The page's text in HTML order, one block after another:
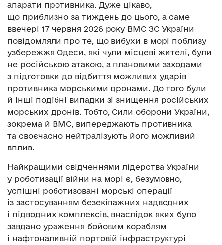
апарати противника. Дуже цікаво,
що приблизно за тиждень до цього, а саме
ввечері 17 червня 2026 року ВМС ЗС України
повідомляли про те, що вибухи в морі поблизу
узбережжя Одеси, які чули місцеві жителі, були
не російською атакою, а плановими заходами
з підготовки до відбиття можливих ударів
противника морськими дронами. До того були
й інші подібні випадки зі знищення російських
морських дронів. Тобто, Сили оборони України,
зокрема й ВМС, випереджають противника
та своєчасно нейтралізують його можливий
вплив.
Найкращими свідченнями лідерства України
у роботизації війни на морі є, безумовно,
успішні роботизовані морські операції
із застосуванням безекіпажних надводних
і підводних комплексів, внаслідок яких було
завдано ураження бойовим кораблям
і нафтоналивній портовій інфраструктурі